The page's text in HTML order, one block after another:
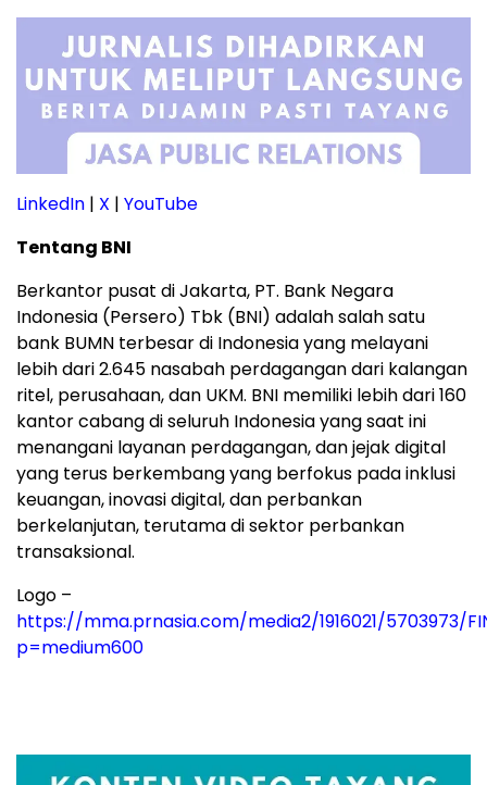
LinkedIn | X | YouTube
Tentang BNI
Berkantor pusat di Jakarta, PT. Bank Negara
Indonesia (Persero) Tbk (BNI) adalah salah satu
bank BUMN terbesar di Indonesia yang melayani
lebih dari 2.645 nasabah perdagangan dari kalangan
ritel, perusahaan, dan UKM. BNI memiliki lebih dari 160
kantor cabang di seluruh Indonesia yang saat ini
menangani layanan perdagangan, dan jejak digital
yang terus berkembang yang berfokus pada inklusi
keuangan, inovasi digital, dan perbankan
berkelanjutan, terutama di sektor perbankan
transaksional.
Logo –
https://mma.prnasia.com/media2/1916021/5703973/
p=medium600